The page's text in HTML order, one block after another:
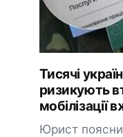
Тисячі
ризикують
мобілізації
Юрист